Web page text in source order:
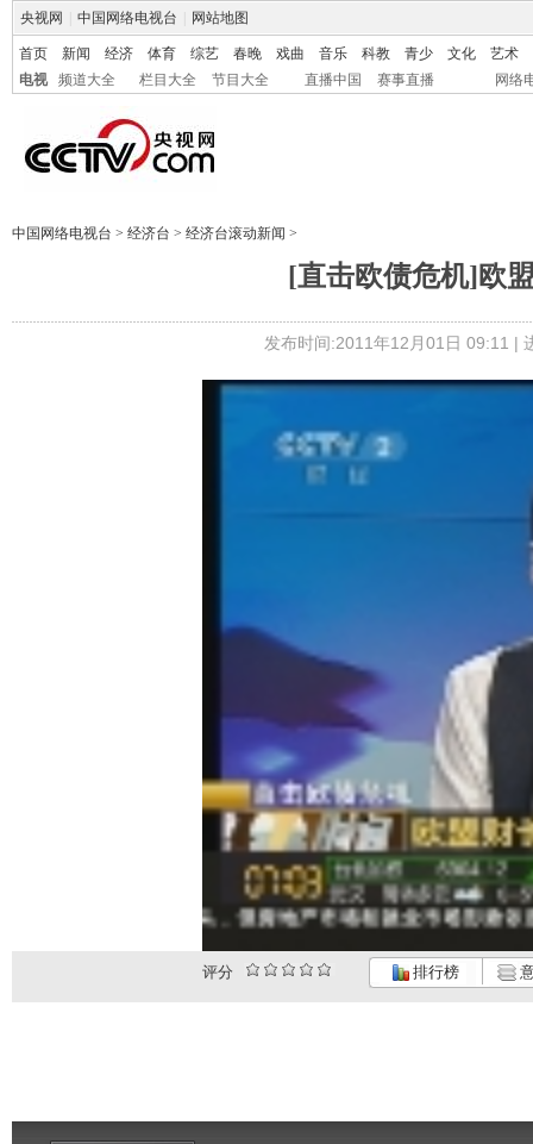
央视网 中国网络电视台 网站地图
首页 新闻 经济 体育 综艺 春晚 戏曲 音乐 科教 青少 文化
艺术
电视
频道大全 栏目大全 节目大全 直播中国 赛事直播 网络
中国网络电视台 > 经济台 > 经济台滚动新闻 >
[直击欧债危机]欧
发布时间:2011年12月01日 09:11 |
评分 排行榜